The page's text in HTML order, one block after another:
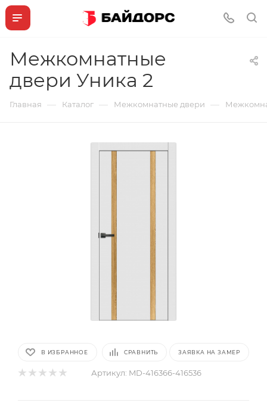
Межкомнатные
двери Уника 2
Главная — Каталог — Межкомнатные двери —
В ИЗБРАННОЕ СРАВНИТЬ ЗАЯВКА НА ЗАМЕР
Артикул: MD-416366-416536